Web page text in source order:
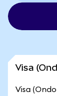
Visa
Visa